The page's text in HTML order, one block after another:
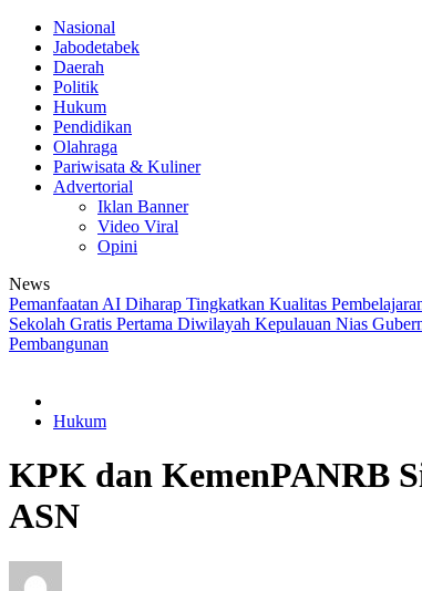
Nasional
Jabodetabek
Daerah
Politik
Hukum
Pendidikan
Olahraga
Pariwisata & Kuliner
Advertorial
Iklan Banner
Video Viral
Opini
News
Pemanfaatan AI Diharap Tingkatkan Kualitas
Sekolah Gratis Pertama Diwilayah Kepulauan Nias
Pembangunan
Hukum
KPK dan KemenPANRB
ASN